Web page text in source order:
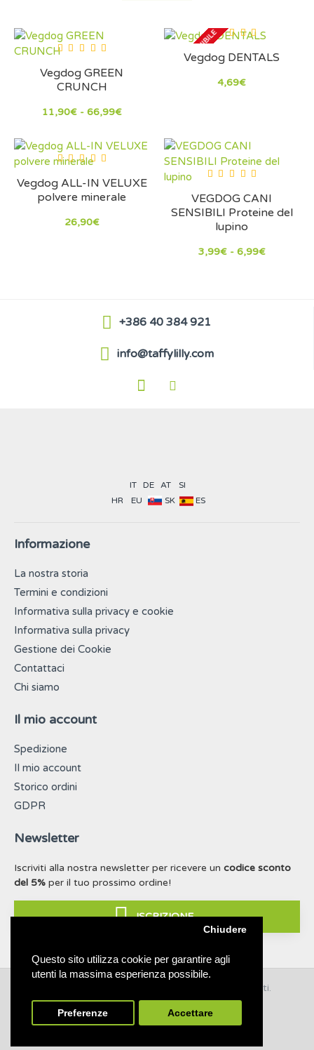
Questo sito utilizza cookie per garantire agli
utenti la massima esperienza possibile.
Chiudere
Preferenze Accettare
Vegdog GREEN
CRUNCH
11,90€ - 66,99€
NON DISPONIBILE
Vegdog DENTALS
4,69€
Vegdog ALL-IN VELUXE
polvere minerale
26,90€
VEGDOG CANI
SENSIBILI Proteine ​​del
lupino
3,99€ - 6,99€
+386 40 384 921
info@taffylilly.com
IT DE AT
SI
HR
EU SK ES
Informazione
La nostra storia
Termini e condizioni
Informativa sulla privacy e cookie
Informativa sulla privacy
Gestione dei Cookie
Contattaci
Chi siamo
Il mio account
Spedizione
Il mio account
Storico ordini
GDPR
Newsletter
Iscriviti alla nostra newsletter per ricevere un codice sconto
del 5% per il tuo prossimo ordine!
ISCRIZIONE
© 2019 - 2021 Taffy & Lilly. Tutti i diritti riservati.
Build with ❤ for dogs & nature